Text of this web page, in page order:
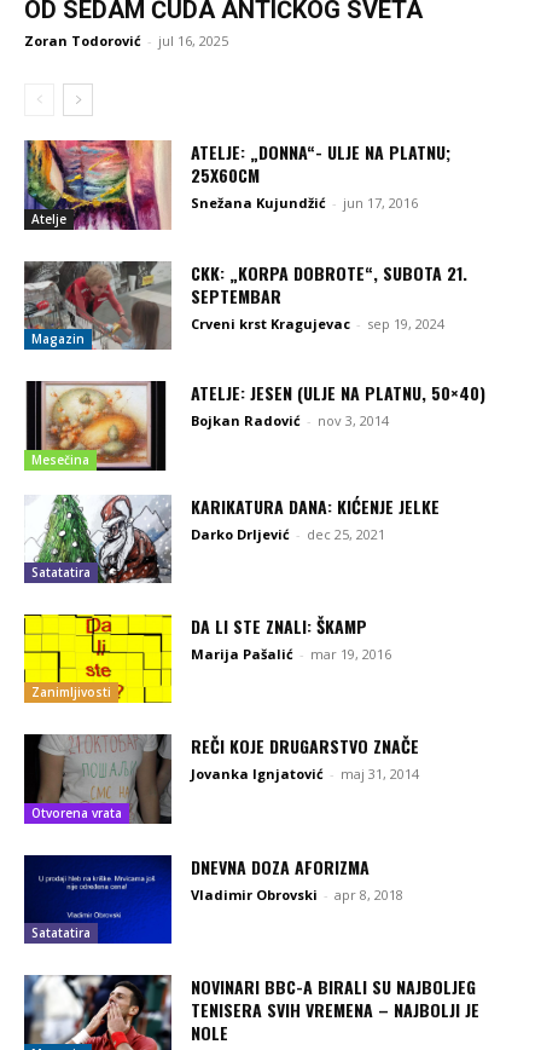
OD SEDAM ČUDA ANTIČKOG SVETA
Zoran Todorović - jul 16, 2025
Atelje
ATELJE: „DONNA“- ULJE NA PLATNU;
25X60CM
Snežana Kujundžić - jun 17, 2016
Magazin
CKK: „KORPA DOBROTE“, SUBOTA 21.
SEPTEMBAR
Crveni krst Kragujevac - sep 19, 2024
Mesečina
ATELJE: JESEN (ULJE NA PLATNU, 50×40)
Bojkan Radović - nov 3, 2014
Satatatira
KARIKATURA DANA: KIĆENJE JELKE
Darko Drljević - dec 25, 2021
Zanimljivosti
DA LI STE ZNALI: ŠKAMP
Marija Pašalić - mar 19, 2016
Otvorena vrata
REČI KOJE DRUGARSTVO ZNAČE
Jovanka Ignjatović - maj 31, 2014
Satatatira
DNEVNA DOZA AFORIZMA
Vladimir Obrovski - apr 8, 2018
NOVINARI BBC-A BIRALI SU NAJBOLJEG
TENISERA SVIH VREMENA – NAJBOLJI JE
NOLE